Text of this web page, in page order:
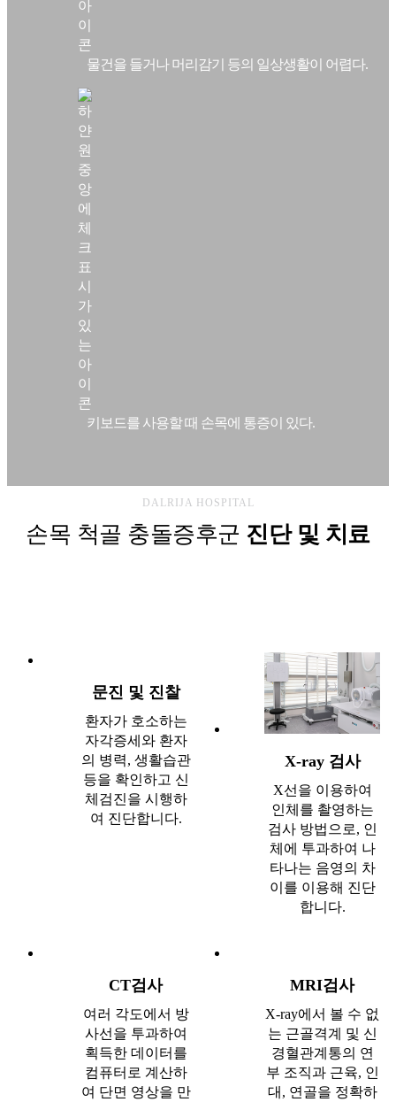
물건을 들거나 머리감기 등의 일상생활이 어렵다.
키보드를 사용할 때 손목에 통증이 있다.
DALRIJA HOSPITAL
손목 척골 충돌증후군 진단 및 치료
문진 및 진찰
환자가 호소하는
자각증세와 환자
의 병력, 생활습관
등을 확인하고 신
체검진을 시행하
여 진단합니다.
X-ray 검사
X선을 이용하여
인체를 촬영하는
검사 방법으로, 인
체에 투과하여 나
타나는 음영의 차
이를 이용해 진단
합니다.
CT검사
여러 각도에서 방
사선을 투과하여
획득한 데이터를
컴퓨터로 계산하
여 단면 영상을 만
MRI검사
X-ray에서 볼 수 없
는 근골격계 및 신
경혈관계통의 연
부 조직과 근육, 인
대, 연골을 정확하